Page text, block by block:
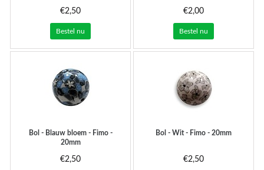
€2,50
Bestel nu
€2,00
Bestel nu
Bol - Blauw bloem - Fimo -
20mm
€2,50
Bol - Wit - Fimo - 20mm
€2,50